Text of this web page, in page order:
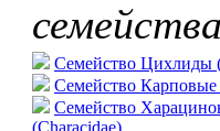
Семейство Цихлиды
Семейство Карповые
Семейство
(Characidae)